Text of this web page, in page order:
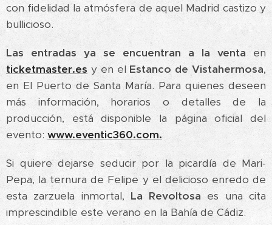
con fidelidad la atmósfera de aquel Madrid castizo y
bullicioso.
Las entradas ya se encuentran a la venta en
ticketmaster.es y en el Estanco de Vistahermosa,
en El Puerto de Santa María. Para quienes deseen
más información, horarios o detalles de la
producción, está disponible la página oficial del
evento: www.eventic360.com.
Si quiere dejarse seducir por la picardía de Mari-
Pepa, la ternura de Felipe y el delicioso enredo de
esta zarzuela inmortal, La Revoltosa es una cita
imprescindible este verano en la Bahía de Cádiz.